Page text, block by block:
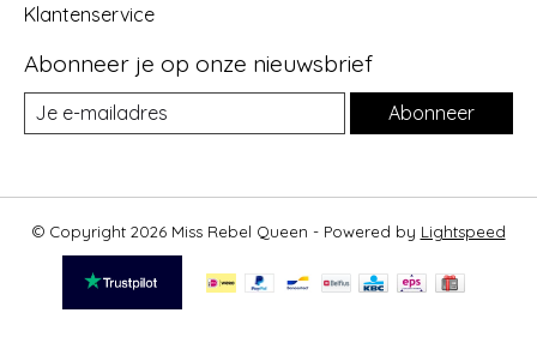
Klantenservice
Abonneer je op onze nieuwsbrief
Abonneer
© Copyright 2026 Miss Rebel Queen - Powered by Lightspeed